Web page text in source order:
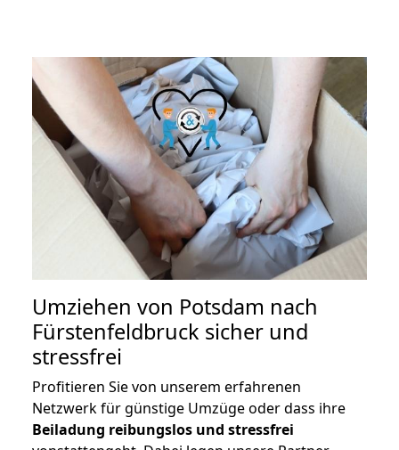
Umziehen von Potsdam nach
Fürstenfeldbruck sicher und
stressfrei
Profitieren Sie von unserem erfahrenen
Netzwerk für günstige Umzüge oder dass ihre
Beiladung reibungslos und stressfrei